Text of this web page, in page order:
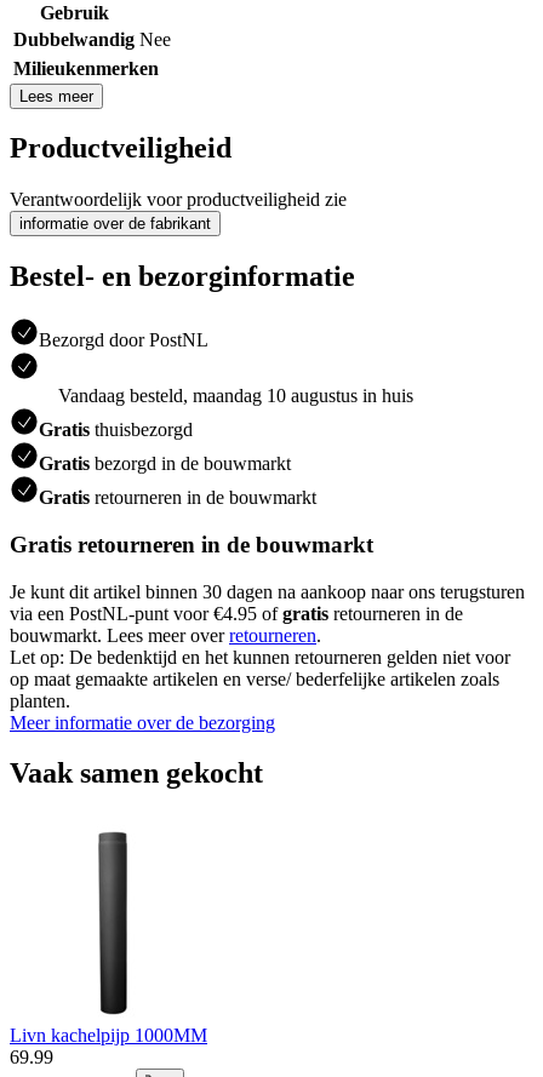
Gebruik
Dubbelwandig Nee
Milieukenmerken
Lees meer
Productveiligheid
Verantwoordelijk voor productveiligheid zie
informatie over de fabrikant
Bestel- en bezorginformatie
Bezorgd door PostNL
Vandaag besteld, maandag 10 augustus in huis
Gratis thuisbezorgd
Gratis bezorgd in de bouwmarkt
Gratis retourneren in de bouwmarkt
Gratis retourneren in de bouwmarkt
Je kunt dit artikel binnen 30 dagen na aankoop naar ons terugsturen
via een PostNL-punt voor €4.95 ofgratis retourneren in de
bouwmarkt. Lees meer overretourneren.
Let op: De bedenktijd en het kunnen retourneren gelden niet voor
op maat gemaakte artikelen en verse/ bederfelijke artikelen zoals
planten.
Meer informatie over de bezorging
Vaak samen gekocht
Livn kachelpijp 1000MM
69.99